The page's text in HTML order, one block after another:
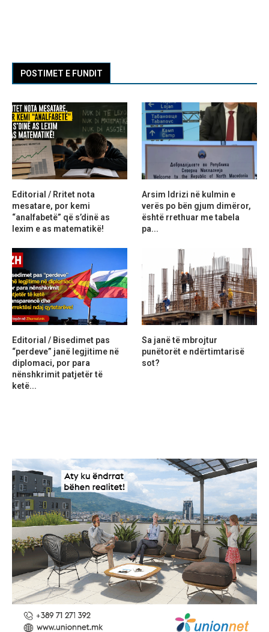
POSTIMET E FUNDIT
Editorial / Rritet nota
mesatare, por kemi
“analfabetë” që s’dinë as
lexim e as matematikë!
Arsim Idrizi në kulmin e
verës po bën gjum dimëror,
është rrethuar me tabela
pa...
Editorial / Bisedimet pas
“perdeve” janë legjitime në
diplomaci, por para
nënshkrimit patjetër të
ketë...
Sa janë të mbrojtur
punëtorët e ndërtimtarisë
sot?